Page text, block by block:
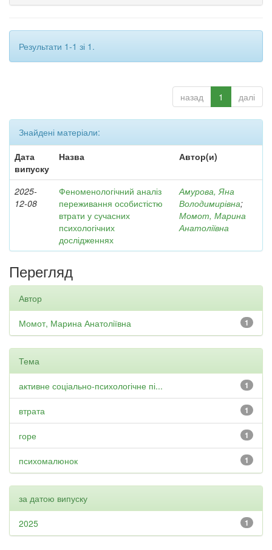
Результати 1-1 зі 1.
назад 1 далі
Знайдені матеріали:
Дата
випуску
Назва Автор(и)
2025-
12-08
Феноменологічний аналіз
переживання особистістю
втрати у сучасних
психологічних
дослідженнях
Амурова, Яна
Володимирівна;
Момот, Марина
Анатоліївна
Перегляд
Автор
1
Момот, Марина Анатоліївна
Тема
1
активне соціально-психологічне пі...
1
втрата
1
горе
1
психомалюнок
за датою випуску
1
2025